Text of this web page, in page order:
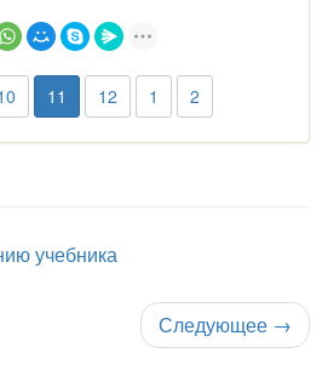
11 12 1 2
учебника
Следующее →